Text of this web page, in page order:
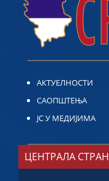
АКТУЕЛНОСТИ
САОПШТЕЊА
ЈС У МЕДИЈИМА
ЦЕНТРАЛА